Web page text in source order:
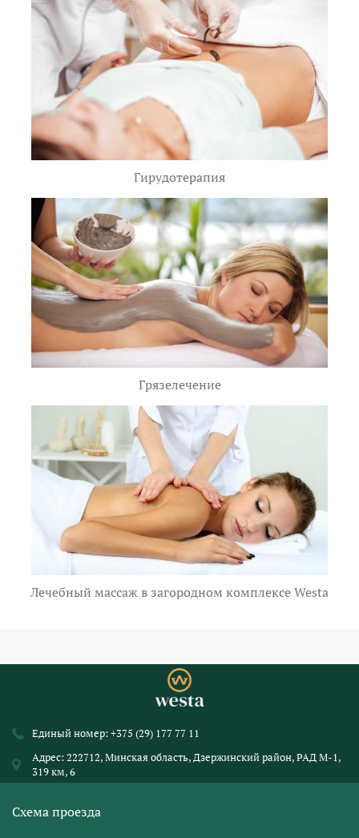
Гирудотерапия
Грязелечение
Лечебный массаж в загородном комплексе Westa
Единый номер:+375 (29) 177 77 11
Адрес: 222712, Минская область, Дзержинский район, РАД М-1,
319 км, 6
Схема проезда